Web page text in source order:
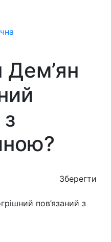
Дем’ян
Зберегти